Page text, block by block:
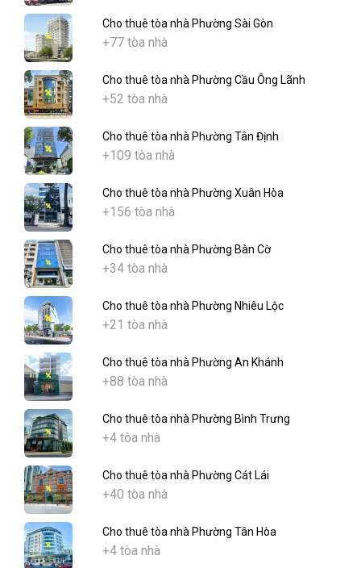
Cho thuê tòa nhà Phường Sài Gòn
+77 tòa nhà
Cho thuê tòa nhà Phường Cầu Ông Lãnh
+52 tòa nhà
Cho thuê tòa nhà Phường Tân Định
+109 tòa nhà
Cho thuê tòa nhà Phường Xuân Hòa
+156 tòa nhà
Cho thuê tòa nhà Phường Bàn Cờ
+34 tòa nhà
Cho thuê tòa nhà Phường Nhiêu Lộc
+21 tòa nhà
Cho thuê tòa nhà Phường An Khánh
+88 tòa nhà
Cho thuê tòa nhà Phường Bình Trưng
+4 tòa nhà
Cho thuê tòa nhà Phường Cát Lái
+40 tòa nhà
Cho thuê tòa nhà Phường Tân Hòa
+4 tòa nhà